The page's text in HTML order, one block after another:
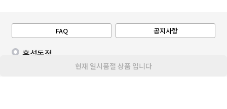
현재 일시품절 상품 입니다
FAQ 공지사항
흑석동점
서울특별시 동작구 서달로 158 명수대아파트